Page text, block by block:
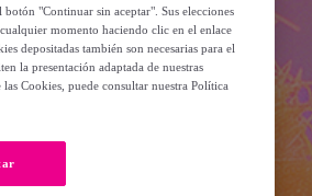
"Continuar sin aceptar". Sus elecciones
momento haciendo clic en el enlace
depositadas también son necesarias para el
la presentación adaptada de nuestras
Cookies, puede consultar nuestra Política